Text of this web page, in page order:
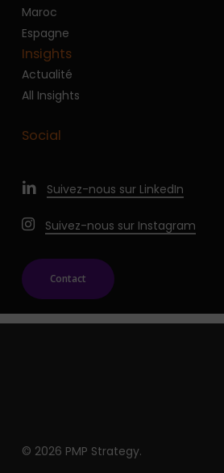
Maroc
Espagne
Insights
Actualité
All Insights
Social
Suivez-nous sur LinkedIn
Suivez-nous sur Instagram
Contact
© 2026 PMP Strategy.